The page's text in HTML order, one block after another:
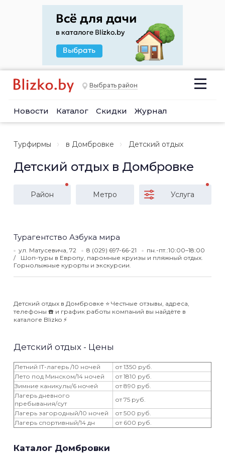
Выбрать район
Новости Каталог Скидки Журнал
Турфирмы в Домбровке Детский отдых
Детский отдых в Домбровке
Район Метро Услуга
Турагентство Азбука мира
ул. Матусевича, 72 8 (029) 697-66-21
пн.-пт.:10:00–18:00
Шоп-туры в Европу, паромные круизы и пляжный отдых.
Горнолыжные курорты и экскурсии.
Детский отдых в Домбровке ⭐️ Честные отзывы, адреса,
телефоны ☎️ и график работы компаний вы найдёте в
каталоге Blizko ⚡️
Детский отдых - Цены
Летний IT-лагерь /10 ночей
от 1350 руб.
Лето под Минском/14 ночей
от 1810 руб.
Зимние каникулы/6 ночей
от 890 руб.
Лагерь дневного
пребывания/сут
от 75 руб.
Лагерь загородный/10 ночей
от 500 руб.
Лагерь спортивный/14 дн
от 600 руб.
Каталог Домбровки